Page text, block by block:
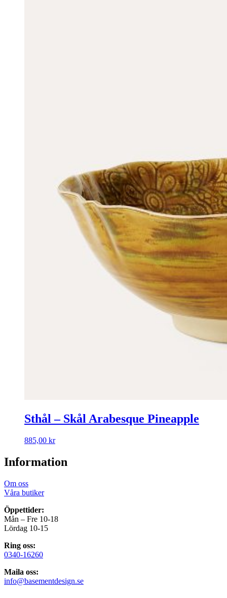
Sthål – Skål Arabesque Pineapple
885,00 kr
Information
Om oss
Våra butiker
Öppettider:
Mån – Fre 10-18
Lördag 10-15
Ring oss:
0340-16260
Maila oss:
info@basementdesign.se